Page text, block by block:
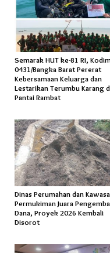
Semarak HUT ke-81 RI,
0431/Bangka Barat Pererat
Kebersamaan Keluarga dan
Lestarikan Terumbu Karang
Pantai Rambat
Dinas Perumahan dan
Permukiman Juara
Dana, Proyek 2026 Kembali
Disorot